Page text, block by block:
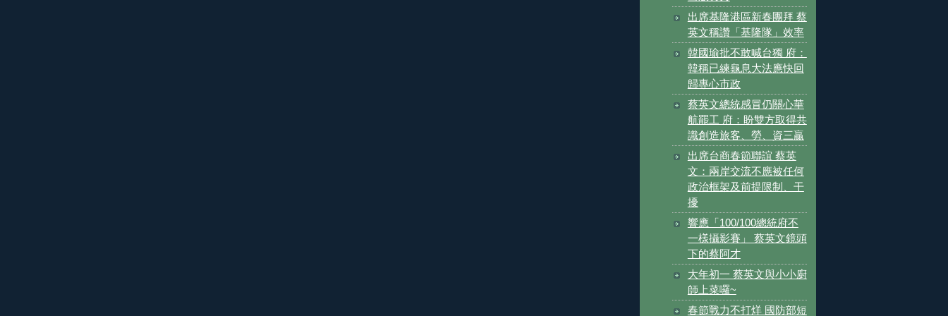
出席基隆港區新春團拜 蔡
英文稱讚「基隆隊」效率
韓國瑜批不敢喊台獨 府：
韓稱已練龜息大法應快回
歸專心市政
蔡英文總統感冒仍關心華
航罷工 府：盼雙方取得共
識創造旅客、勞、資三贏
出席台商春節聯誼 蔡英
文：兩岸交流不應被任何
政治框架及前提限制、干
擾
響應「100/100總統府不
一樣攝影賽」 蔡英文鏡頭
下的蔡阿才
大年初一 蔡英文與小小廚
師上菜囉~
春節戰力不打烊 國防部短